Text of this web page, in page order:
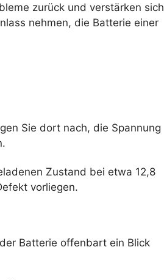
zurück und verstärken sich
nehmen, die Batterie einer
Sie dort nach, die Spannung
Zustand bei etwa 12,8
vorliegen.
Batterie offenbart ein Blick